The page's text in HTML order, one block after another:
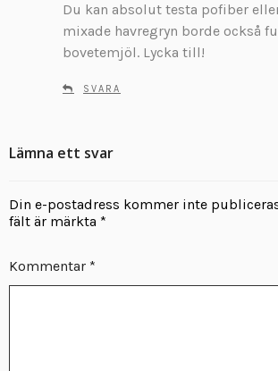
i
v
e
Du kan absolut testa pofiber
mixade havregryn borde också
bovetemjöl. Lycka till!
SVARA
Lämna ett svar
Din e-postadress kommer inte
fält är märkta *
Kommentar *